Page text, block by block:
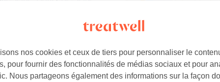
45 €
nos cookies et ceux de tiers pour personnaliser le
pour fournir des fonctionnalités de médias sociaux et pour
Nous partageons également des informations sur la façon